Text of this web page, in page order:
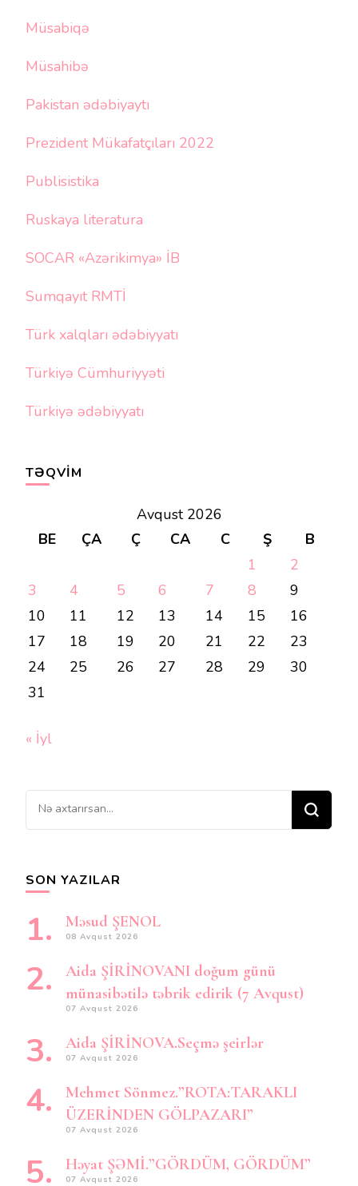
Müsabiqə
Müsahibə
Pakistan ədəbiyaytı
Prezident Mükafatçıları 2022
Publisistika
Ruskaya literatura
SOCAR «Azərikimya» İB
Sumqayıt RMTİ
Türk xalqları ədəbiyyatı
Türkiyə Cümhuriyyəti
Türkiyə ədəbiyyatı
TƏQVIM
Avqust 2026
BE
ÇA Ç CA C Ş
B
1
2
3
4 5 6 7 8
9
10
11 12 13 14 15
16
17
18 19 20 21 22
23
24
25 26 27 28 29
30
31
« İyl
Bir
şey
SON YAZILAR
Məsud ŞENOL
08 Avqust 2026
Aida ŞİRİNOVANI doğum günü
münasibətilə təbrik edirik (7 Avqust)
07 Avqust 2026
Aida ŞİRİNOVA.Seçmə şeirlər
07 Avqust 2026
Mehmet Sönmez.”ROTA:TARAKLI
ÜZERİNDEN GÖLPAZARI”
07 Avqust 2026
Həyat ŞƏMİ.”GÖRDÜM, GÖRDÜM”
07 Avqust 2026